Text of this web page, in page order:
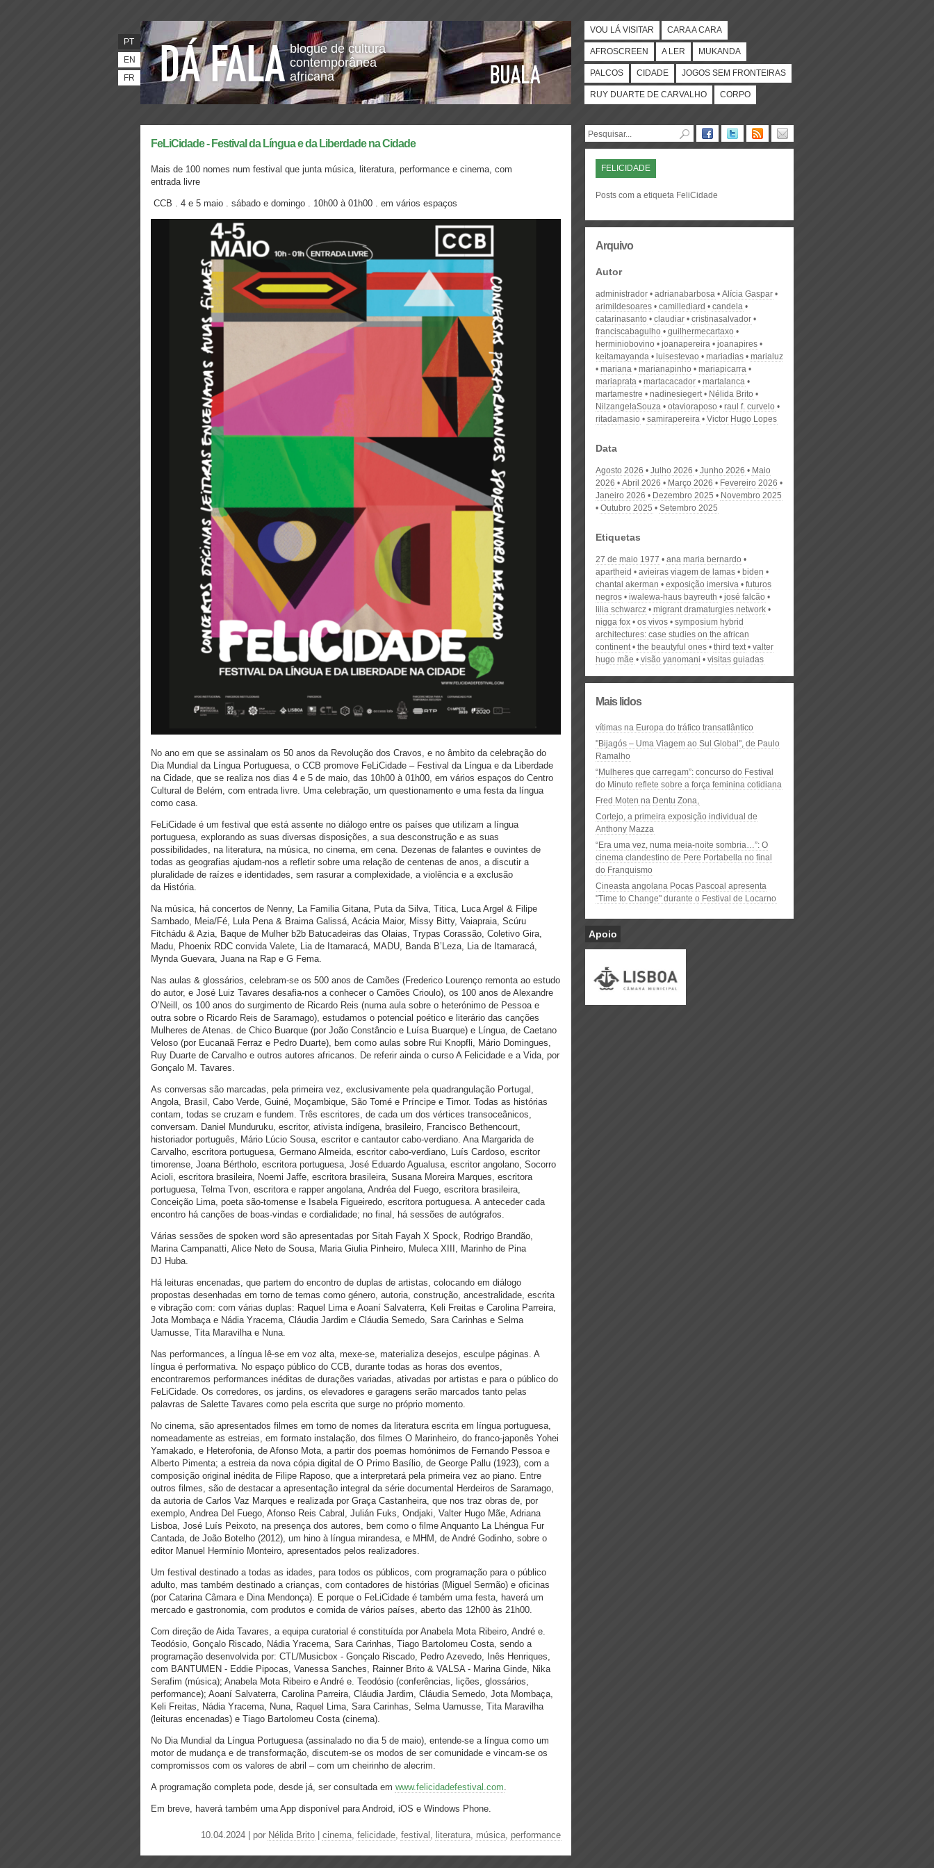
blogue de cultura
contemporânea
africana
PT
EN
FR
VOU LÁ VISITAR CARA A CARA
AFROSCREEN A LER MUKANDA
PALCOS CIDADE JOGOS SEM FRONTEIRAS
RUY DUARTE DE CARVALHO CORPO
FeLiCidade - Festival da Língua e da Liberdade na Cidade
Mais de 100 nomes num festival que junta música, literatura, performance e cinema, com
entrada livre
CCB . 4 e 5 maio . sábado e domingo . 10h00 à 01h00 . em vários espaços
No ano em que se assinalam os 50 anos da Revolução dos Cravos, e no âmbito da celebração do
Dia Mundial da Língua Portuguesa, o CCB promove FeLiCidade – Festival da Língua e da Liberdade
na Cidade, que se realiza nos dias 4 e 5 de maio, das 10h00 à 01h00, em vários espaços do Centro
Cultural de Belém, com entrada livre. Uma celebração, um questionamento e uma festa da língua
como casa.
FeLiCidade é um festival que está assente no diálogo entre os países que utilizam a língua
portuguesa, explorando as suas diversas disposições, a sua desconstrução e as suas
possibilidades, na literatura, na música, no cinema, em cena. Dezenas de falantes e ouvintes de
todas as geografias ajudam-nos a refletir sobre uma relação de centenas de anos, a discutir a
pluralidade de raízes e identidades, sem rasurar a complexidade, a violência e a exclusão
da História.
Na música, há concertos de Nenny, La Familia Gitana, Puta da Silva, Titica, Luca Argel & Filipe
Sambado, Meia/Fé, Lula Pena & Braima Galissá, Acácia Maior, Missy Bitty, Vaiapraia, Scúru
Fitchádu & Azia, Baque de Mulher b2b Batucadeiras das Olaias, Trypas Corassão, Coletivo Gira,
Madu, Phoenix RDC convida Valete, Lia de Itamaracá, MADU, Banda B’Leza, Lia de Itamaracá,
Mynda Guevara, Juana na Rap e G Fema.
Nas aulas & glossários, celebram-se os 500 anos de Camões (Frederico Lourenço remonta ao estudo
do autor, e José Luiz Tavares desafia-nos a conhecer o Camões Crioulo), os 100 anos de Alexandre
O’Neill, os 100 anos do surgimento de Ricardo Reis (numa aula sobre o heterónimo de Pessoa e
outra sobre o Ricardo Reis de Saramago), estudamos o potencial poético e literário das canções
Mulheres de Atenas. de Chico Buarque (por João Constâncio e Luísa Buarque) e Língua, de Caetano
Veloso (por Eucanaã Ferraz e Pedro Duarte), bem como aulas sobre Rui Knopfli, Mário Domingues,
Ruy Duarte de Carvalho e outros autores africanos. De referir ainda o curso A Felicidade e a Vida, por
Gonçalo M. Tavares.
As conversas são marcadas, pela primeira vez, exclusivamente pela quadrangulação Portugal,
Angola, Brasil, Cabo Verde, Guiné, Moçambique, São Tomé e Príncipe e Timor. Todas as histórias
contam, todas se cruzam e fundem. Três escritores, de cada um dos vértices transoceânicos,
conversam. Daniel Munduruku, escritor, ativista indígena, brasileiro, Francisco Bethencourt,
historiador português, Mário Lúcio Sousa, escritor e cantautor cabo-verdiano. Ana Margarida de
Carvalho, escritora portuguesa, Germano Almeida, escritor cabo-verdiano, Luís Cardoso, escritor
timorense, Joana Bértholo, escritora portuguesa, José Eduardo Agualusa, escritor angolano, Socorro
Acioli, escritora brasileira, Noemi Jaffe, escritora brasileira, Susana Moreira Marques, escritora
portuguesa, Telma Tvon, escritora e rapper angolana, Andréa del Fuego, escritora brasileira,
Conceição Lima, poeta são-tomense e Isabela Figueiredo, escritora portuguesa. A anteceder cada
encontro há canções de boas-vindas e cordialidade; no final, há sessões de autógrafos.
Várias sessões de spoken word são apresentadas por Sitah Fayah X Spock, Rodrigo Brandão,
Marina Campanatti, Alice Neto de Sousa, Maria Giulia Pinheiro, Muleca XIII, Marinho de Pina
DJ Huba.
Há leituras encenadas, que partem do encontro de duplas de artistas, colocando em diálogo
propostas desenhadas em torno de temas como género, autoria, construção, ancestralidade, escrita
e vibração com: com várias duplas: Raquel Lima e Aoaní Salvaterra, Keli Freitas e Carolina Parreira,
Jota Mombaça e Nádia Yracema, Cláudia Jardim e Cláudia Semedo, Sara Carinhas e Selma
Uamusse, Tita Maravilha e Nuna.
Nas performances, a língua lê-se em voz alta, mexe-se, materializa desejos, esculpe páginas. A
língua é performativa. No espaço público do CCB, durante todas as horas dos eventos,
encontraremos performances inéditas de durações variadas, ativadas por artistas e para o público do
FeLiCidade. Os corredores, os jardins, os elevadores e garagens serão marcados tanto pelas
palavras de Salette Tavares como pela escrita que surge no próprio momento.
No cinema, são apresentados filmes em torno de nomes da literatura escrita em língua portuguesa,
nomeadamente as estreias, em formato instalação, dos filmes O Marinheiro, do franco-japonês Yohei
Yamakado, e Heterofonia, de Afonso Mota, a partir dos poemas homónimos de Fernando Pessoa e
Alberto Pimenta; a estreia da nova cópia digital de O Primo Basílio, de George Pallu (1923), com a
composição original inédita de Filipe Raposo, que a interpretará pela primeira vez ao piano. Entre
outros filmes, são de destacar a apresentação integral da série documental Herdeiros de Saramago,
da autoria de Carlos Vaz Marques e realizada por Graça Castanheira, que nos traz obras de, por
exemplo, Andrea Del Fuego, Afonso Reis Cabral, Julián Fuks, Ondjaki, Valter Hugo Mãe, Adriana
Lisboa, José Luís Peixoto, na presença dos autores, bem como o filme Anquanto La Lhéngua Fur
Cantada, de João Botelho (2012), um hino à língua mirandesa, e MHM, de André Godinho, sobre o
editor Manuel Hermínio Monteiro, apresentados pelos realizadores.
Um festival destinado a todas as idades, para todos os públicos, com programação para o público
adulto, mas também destinado a crianças, com contadores de histórias (Miguel Sermão) e oficinas
(por Catarina Câmara e Dina Mendonça). E porque o FeLiCidade é também uma festa, haverá um
mercado e gastronomia, com produtos e comida de vários países, aberto das 12h00 às 21h00.
Com direção de Aida Tavares, a equipa curatorial é constituída por Anabela Mota Ribeiro, André e.
Teodósio, Gonçalo Riscado, Nádia Yracema, Sara Carinhas, Tiago Bartolomeu Costa, sendo a
programação desenvolvida por: CTL/Musicbox - Gonçalo Riscado, Pedro Azevedo, Inês Henriques,
com BANTUMEN - Eddie Pipocas, Vanessa Sanches, Rainner Brito & VALSA - Marina Ginde, Nika
Serafim (música); Anabela Mota Ribeiro e André e. Teodósio (conferências, lições, glossários,
performance); Aoaní Salvaterra, Carolina Parreira, Cláudia Jardim, Cláudia Semedo, Jota Mombaça,
Keli Freitas, Nádia Yracema, Nuna, Raquel Lima, Sara Carinhas, Selma Uamusse, Tita Maravilha
(leituras encenadas) e Tiago Bartolomeu Costa (cinema).
No Dia Mundial da Língua Portuguesa (assinalado no dia 5 de maio), entende-se a língua como um
motor de mudança e de transformação, discutem-se os modos de ser comunidade e vincam-se os
compromissos com os valores de abril – com um cheirinho de alecrim.
A programação completa pode, desde já, ser consultada em www.felicidadefestival.com.
Em breve, haverá também uma App disponível para Android, iOS e Windows Phone.
10.04.2024 | por Nélida Brito cinema, felicidade, festival , literatura, música, performance
FELICIDADE
Posts com a etiqueta FeliCidade
Arquivo
Autor
administrador adrianabarbosa
Alícia Gaspar
arimildesoares
camillediard
candela
catarinasanto
claudiar
cristinasalvador
franciscabagulho
guilhermecartaxo
herminiobovino
joanapereira
joanapires
keitamayanda
luisestevao mariadias
marialuz
mariana
marianapinho
mariapicarra
mariaprata
martacacador
martalanca
martamestre
nadinesiegert
Nélida Brito
NilzangelaSouza
otavioraposo
raul f. curvelo
ritadamasio
samirapereira Victor Hugo Lopes
Data
Agosto 2026 Julho 2026 Junho 2026
Maio
2026
Abril 2026 Março 2026
Fevereiro 2026
Janeiro 2026
Dezembro 2025
Novembro 2025
Outubro 2025
Setembro 2025
Etiquetas
27 de maio 1977
ana maria bernardo
apartheid
avieiras viagem de lamas
biden
chantal akerman
exposição imersiva
futuros
negros
iwalewa-haus bayreuth
josé falcão
lilia schwarcz
migrant dramaturgies network
nigga fox
os vivos
symposium hybrid
architectures: case studies on the african
continent
the beautyful ones third text
valter
hugo mãe
visão yanomani visitas guiadas
Mais lidos
vítimas na Europa do tráfico transatlântico
"Bijagós – Uma Viagem ao Sul Global", de Paulo
Ramalho
“Mulheres que carregam”: concurso do Festival
do Minuto reflete sobre a força feminina cotidiana
Fred Moten na Dentu Zona,
Cortejo, a primeira exposição individual de
Anthony Mazza
“Era uma vez, numa meia-noite sombria…”: O
cinema clandestino de Pere Portabella no final
do Franquismo
Cineasta angolana Pocas Pascoal apresenta
"Time to Change" durante o Festival de Locarno
Apoio